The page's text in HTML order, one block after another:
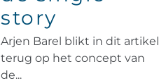
story
Arjen Barel blikt in dit artikel
terug op het concept van
de...